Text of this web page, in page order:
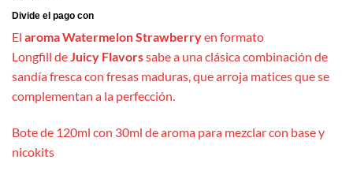
El aroma Watermelon Strawberryen formato
Longfill deJuicy Flavorssabe a una clásica combinación de
sandía fresca con fresas maduras, que arroja matices que se
complementan a la perfección.
Bote de 120ml con 30ml de aroma para mezclar con base y
nicokits